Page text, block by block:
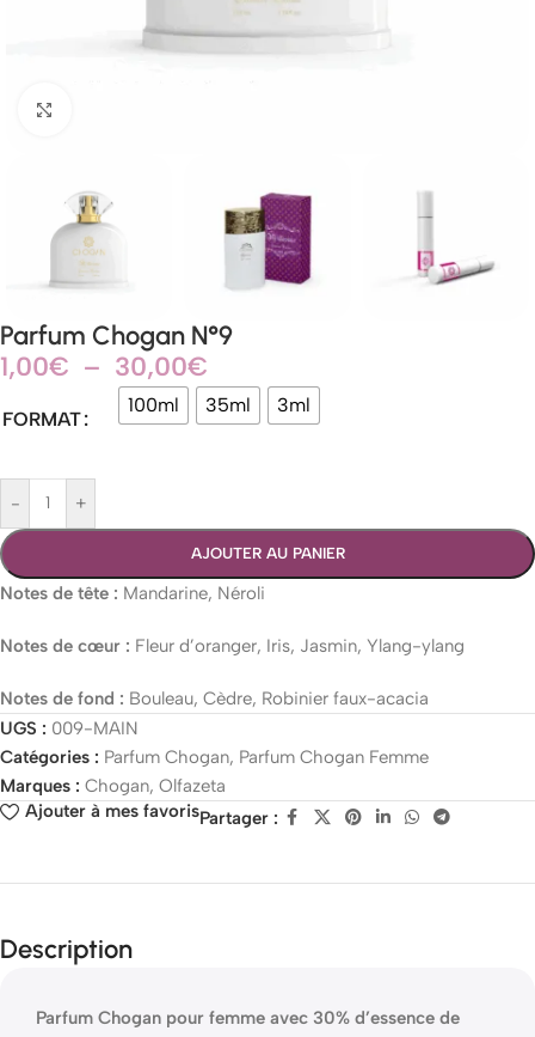
Parfum Chogan N°9
1,00€ – 30,00€
FORMAT
100ml 35ml 3ml
- +
AJOUTER AU PANIER
Notes de tête : Mandarine, Néroli
Notes de cœur : Fleur d’oranger, Iris, Jasmin, Ylang-ylang
Notes de fond : Bouleau, Cèdre, Robinier faux-acacia
UGS : 009-MAIN
Catégories : Parfum Chogan, Parfum Chogan Femme
Marques : Chogan, Olfazeta
Ajouter à mes favorisPartager :
Description
Parfum Chogan pour femme avec 30% d’essence de